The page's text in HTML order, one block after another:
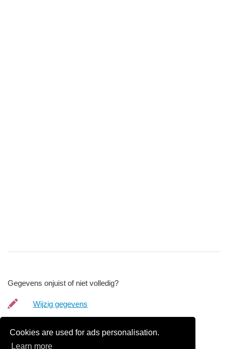
Cookies are used for ads personalisation.
Learn more
Gegevens onjuist of niet volledig?
Wijzig gegevens